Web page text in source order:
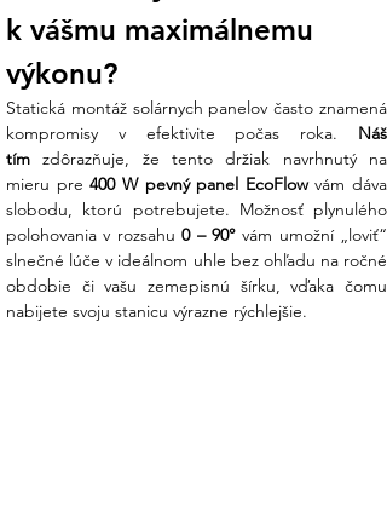
400W pevný solárny panel od EcoFlow.
Možnosť naklápania v rozsahu 20° – 75°
zaistí optimálny uhol dopadu svetla počas
celého dňa.
Všestranná inštalácia: Možnosť montáže
na stenu, balkón alebo akúkoľvek rovnú
plochu.
Mobilita: Možnosť samostatne dokúpiť
kolieska a získať tak ľahko
premiestniteľný variant.
Hmotnosť netto: 10,3 kg
k vášmu maximálnemu
výkonu?
Statická montáž solárnych panelov často znamená
kompromisy v efektivite počas roka. Náš
tím zdôrazňuje, že tento držiak navrhnutý na
mieru pre 400 W pevný panel EcoFlow vám dáva
slobodu, ktorú potrebujete. Možnosť plynulého
polohovania v rozsahu 0 – 90° vám umožní „loviť“
slnečné lúče v ideálnom uhle bez ohľadu na ročné
obdobie či vašu zemepisnú šírku, vďaka čomu
nabijete svoju stanicu výrazne rýchlejšie.